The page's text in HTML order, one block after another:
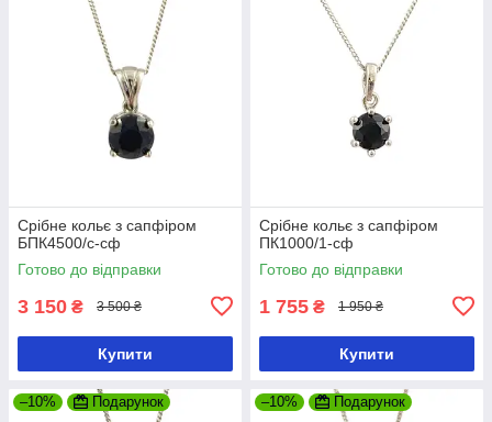
Срібне кольє з сапфіром
БПК4500/с-сф
Готово до відправки
3 150 ₴ 3 500 ₴
Купити
Срібне кольє з сапфіром
ПК1000/1-сф
Готово до відправки
1 755 ₴ 1 950 ₴
Купити
–10% Подарунок –10% Подарунок